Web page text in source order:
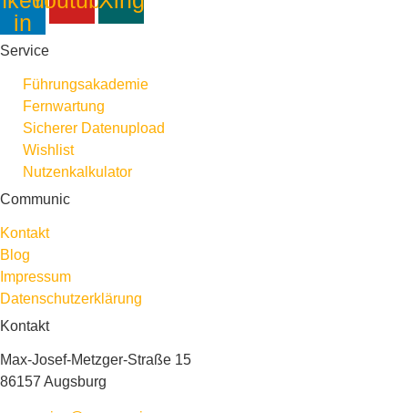
in
Service
Führungsakademie
Fernwartung
Sicherer Datenupload
Wishlist
Nutzenkalkulator
Communic
Kontakt
Blog
Impressum
Datenschutzerklärung
Kontakt
Max-Josef-Metzger-Straße 15
86157 Augsburg